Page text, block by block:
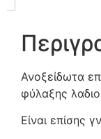
Ανοξείδωτα
φύλαξης
Είναι επίσης